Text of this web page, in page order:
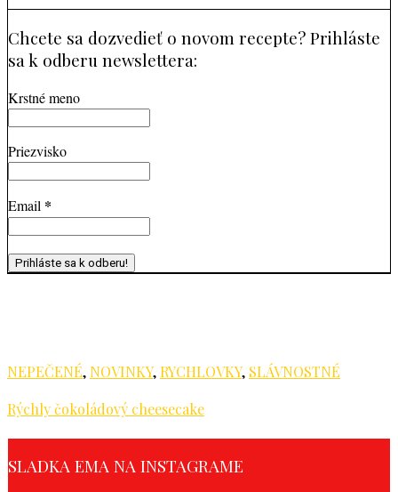
Chcete sa dozvedieť o novom recepte? Prihláste
sa k odberu newslettera:
Krstné meno
Priezvisko
Email *
NEPEČENÉ, NOVINKY, RYCHLOVKY, SLÁVNOSTNÉ
Rýchly čokoládový cheesecake
SLADKA EMA NA INSTAGRAME